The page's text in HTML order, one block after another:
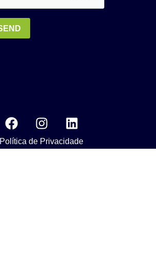
Política de Privacidade